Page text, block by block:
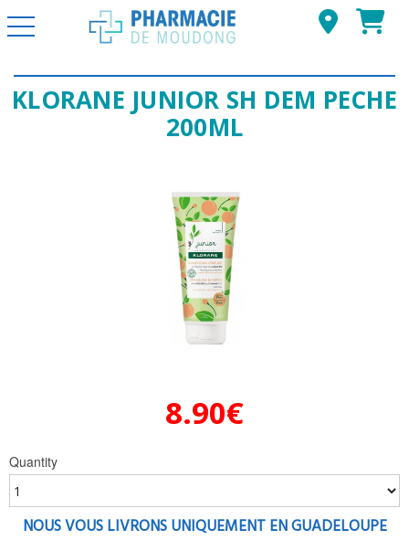
Basculer la navigation
KLORANE JUNIOR SH DEM PECHE
200ML
8.90€
Quantity
NOUS VOUS LIVRONS UNIQUEMENT EN GUADELOUPE